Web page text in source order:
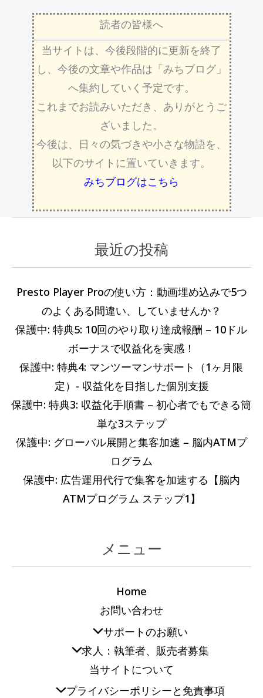
読者の皆様へ
当サイトは、今後段階的に更新を終了
し、今後の文章や作品は「みちブログ」
へ集約していく予定です。
これまでお読みいただき、ありがとうご
ざいました。
今後は、日々の気づきや小さな物語を、
以下のサイトに置いていきます。
みちブログはこちら
最近の投稿
Presto Player Proの使い方：動画埋め込みで5つ
のよくある間違い、していませんか？
保護中: 特典5: 10回のやり取り達成報酬 – 10ドル
ボーナスで収益化を実感！
保護中: 特典4: マンツーマンサポート（1ヶ月限
定）- 収益化を目指した個別支援
保護中: 特典3: 収益化手順書 – 初心者でもできる簡
単な3ステップ
保護中: グローバル展開と集客加速 – 脳内ATMプ
ログラム
保護中: 広告運用代行で集客を加速する【脳内
ATMプログラム ステップ1】
メニュー
Home
お問い合わせ
サポートのお願い
求人：執筆者、販売者募集
当サイトについて
プライバシーポリシーと免責事項
去
記
テ
ー